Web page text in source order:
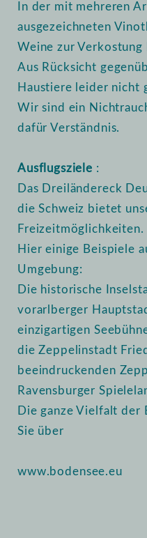
In der mit mehreren
ausgezeichneten
Weine zur Verkostung
Aus Rücksicht
Haustiere leider nicht
Wir sind ein
dafür Verständnis.
Ausflugsziele :
Das Dreiländereck
die Schweiz bietet
Freizeitmöglichkeiten.
Hier einige Beispiele
Umgebung:
Die historische
vorarlberger
einzigartigen
die Zeppelinstadt
beeindruckenden
Ravensburger
Die ganze Vielfalt der
Sie über
www.bodensee.eu